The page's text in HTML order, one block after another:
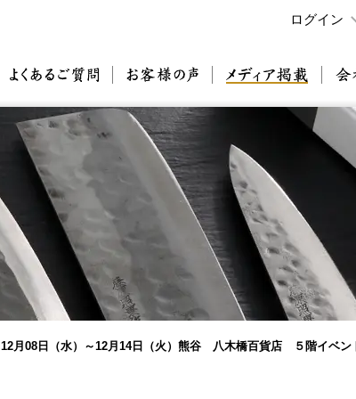
ログイン
刃物とは よくあるご質問 お客様の声 メデ
12月08日（水）～12月14日（火）熊谷 八木橋百貨店 ５階イベン